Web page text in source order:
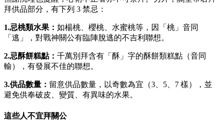
拜供品部分，有下列 3 禁忌：
1.忌桃類水果： 如楊桃、櫻桃、水蜜桃等，因「桃」音同
「逃」，對戰神關公有臨陣脫逃的不吉利聯想。
2.忌酥餅糕點： 千萬別拜含有「酥」字的酥餅類糕點（音同
輸），有發展不佳的聯想。
3.供品數量： 留意供品數量，以奇數為宜（3、5、7 樣），並
避免供奉破皮、變質、有異味的水果。
這些人不宜拜關公